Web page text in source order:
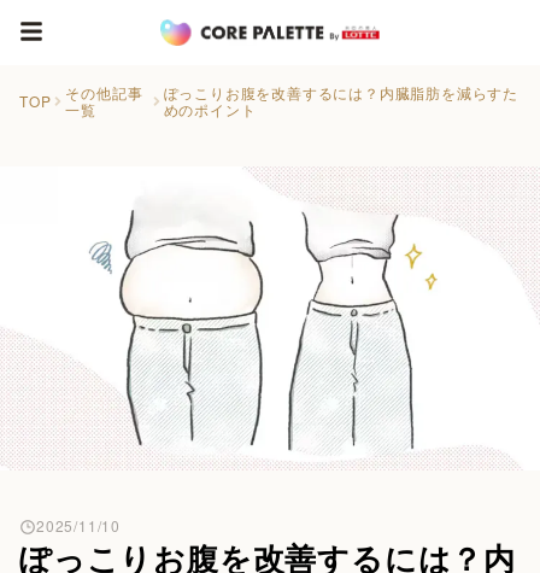
TOP
その他記事
一覧
ぽっこりお腹を改善するには？内臓脂肪を減らすた
めのポイント
ぽっこりお腹を改善するには？内
2025/11/10